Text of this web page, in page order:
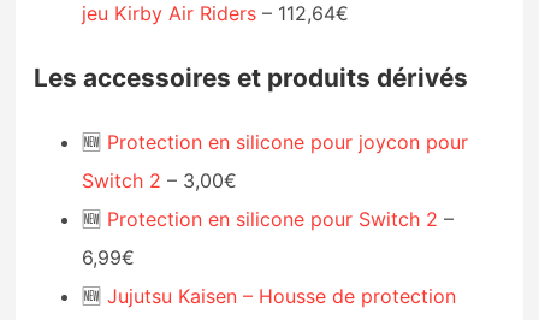
jeu Kirby Air Riders – 112,64€
Les accessoires et produits dérivés
🆕 Protection en silicone pour joycon pour
Switch 2 – 3,00€
🆕 Protection en silicone pour Switch 2 –
6,99€
🆕Jujutsu Kaisen – Housse de protection